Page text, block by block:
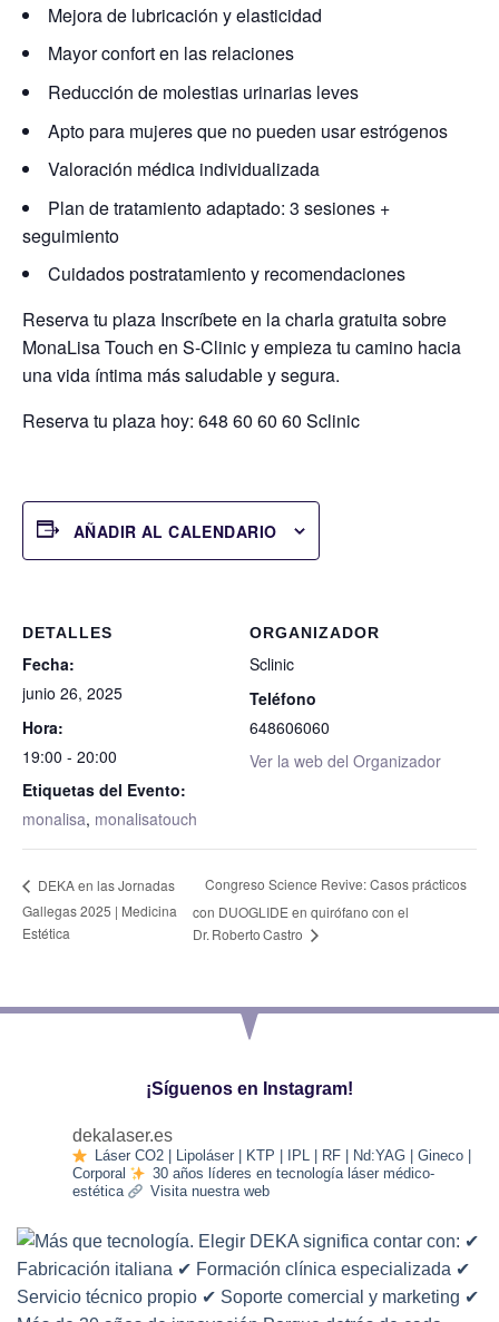
Mejora de lubricación y elasticidad
Mayor confort en las relaciones
Reducción de molestias urinarias leves
Apto para mujeres que no pueden usar estrógenos
Valoración médica individualizada
Plan de tratamiento adaptado: 3 sesiones +
seguimiento
Cuidados postratamiento y recomendaciones
Reserva tu plaza Inscríbete en la charla gratuita sobre
MonaLisa Touch en S-Clinic y empieza tu camino hacia
una vida íntima más saludable y segura.
Reserva tu plaza hoy: 648 60 60 60 Sclinic
AÑADIR AL CALENDARIO
DETALLES
Fecha:
junio 26, 2025
Hora:
19:00 - 20:00
Etiquetas del Evento:
monalisa, monalisatouch
ORGANIZADOR
Sclinic
Teléfono
648606060
Ver la web del Organizador
DEKA en las Jornadas
Gallegas 2025 | Medicina
Estética
Congreso Science Revive: Casos prácticos
con DUOGLIDE en quirófano con el
Dr. Roberto Castro
¡Síguenos en Instagram!
dekalaser.es
Láser CO2 | Lipoláser | KTP | IPL | RF | Nd:YAG | Gineco |
Corporal
30 años líderes en tecnología láser médico-
estética
Visita nuestra web